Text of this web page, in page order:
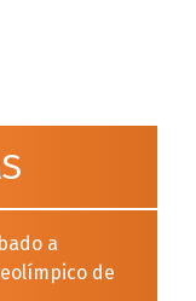
a
de